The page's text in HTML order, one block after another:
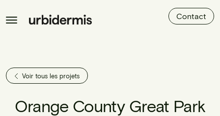
Contact
Voir tous les projets
Orange County Great Park